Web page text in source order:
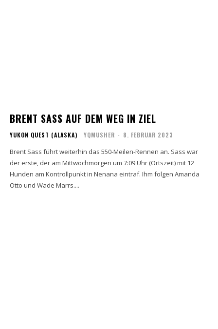
BRENT SASS AUF DEM WEG IN ZIEL
YUKON QUEST (ALASKA) YQMUSHER - 8. FEBRUAR 2023
Brent Sass führt weiterhin das 550-Meilen-Rennen an. Sass war
der erste, der am Mittwochmorgen um 7:09 Uhr (Ortszeit) mit 12
Hunden am Kontrollpunkt in Nenana eintraf. Ihm folgen Amanda
Otto und Wade Marrs....